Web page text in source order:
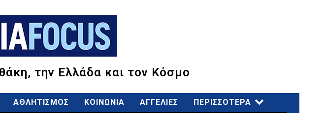
την Ελλάδα και τον Κόσμο
ΑΘΛΗΤΙΣΜΟΣ ΚΟΙΝΩΝΙΑ ΑΓΓΕΛΙΕΣ ΠΕΡΙΣΣΟΤΕΡΑ